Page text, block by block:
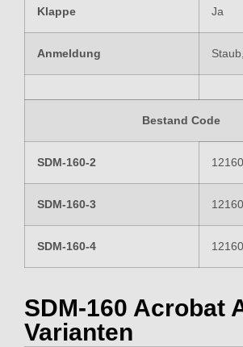
Klappe Ja
Anmeldung
Bestand Code
SDM-160-2
SDM-160-3
SDM-160-4
SDM-160 Acrobat
Varianten